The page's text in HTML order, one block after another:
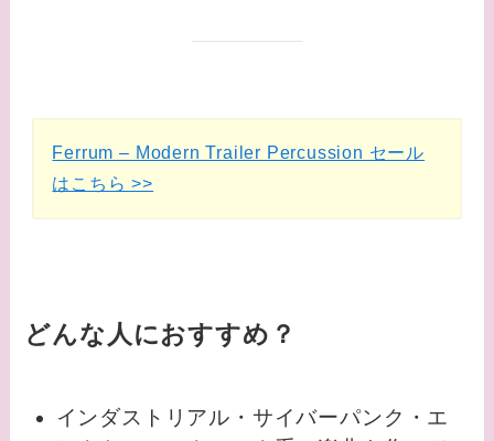
Ferrum – Modern Trailer Percussion セール
はこちら >>
どんな人におすすめ？
インダストリアル・サイバーパンク・エ